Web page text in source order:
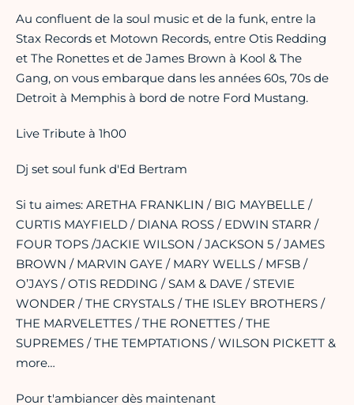
Au confluent de la soul music et de la funk, entre la
Stax Records et Motown Records, entre Otis Redding
et The Ronettes et de James Brown à Kool & The
Gang, on vous embarque dans les années 60s, 70s de
Detroit à Memphis à bord de notre Ford Mustang.
Live Tribute à 1h00
Dj set soul funk d'Ed Bertram
Si tu aimes: ARETHA FRANKLIN / BIG MAYBELLE /
CURTIS MAYFIELD / DIANA ROSS / EDWIN STARR /
FOUR TOPS /JACKIE WILSON / JACKSON 5 / JAMES
BROWN / MARVIN GAYE / MARY WELLS / MFSB /
O’JAYS / OTIS REDDING / SAM & DAVE / STEVIE
WONDER / THE CRYSTALS / THE ISLEY BROTHERS /
THE MARVELETTES / THE RONETTES / THE
SUPREMES / THE TEMPTATIONS / WILSON PICKETT &
more…
Pour t'ambiancer dès maintenant